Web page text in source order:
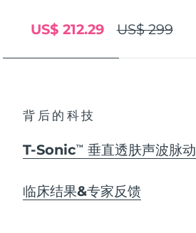
US$ 299
US$ 212.29
背后的科技
T-SonicTM 垂直透肤声波脉动
临床结果&专家反馈